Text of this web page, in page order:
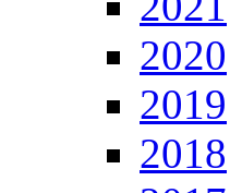
2020
2019
2018